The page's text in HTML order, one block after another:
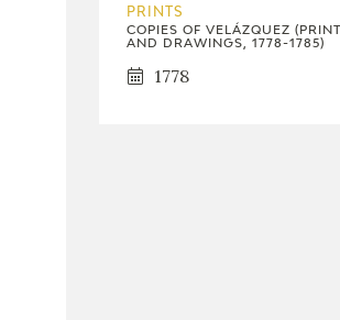
PRINTS
COPIES OF VELÁZQUEZ
AND DRAWINGS, 1778-1785)
1778